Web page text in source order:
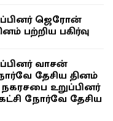
ஜெரோன்
பற்றிய பகிர்வு
வாசன்
தேசிய தினம்
உறுப்பினர்
நோர்வே தேசிய